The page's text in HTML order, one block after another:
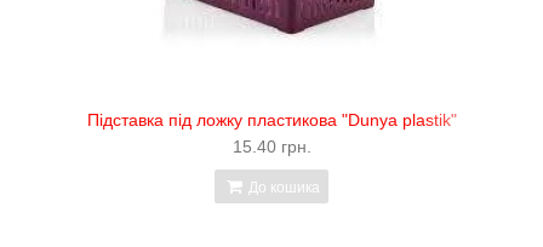
Підставка під ложку пластикова "Dunya plastik"
15.40 грн.
До кошика